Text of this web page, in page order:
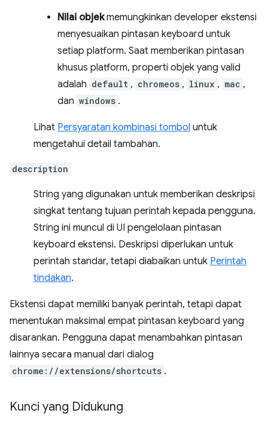
Nilai objekmemungkinkan developer ekstensi
menyesuaikan pintasan keyboard untuk
setiap platform. Saat memberikan pintasan
khusus platform, properti objek yang valid
adalah default , chromeos , linux , mac ,
dan windows .
Lihat Persyaratan kombinasi tombol untuk
mengetahui detail tambahan.
description
String yang digunakan untuk memberikan deskripsi
singkat tentang tujuan perintah kepada pengguna.
String ini muncul di UI pengelolaan pintasan
keyboard ekstensi. Deskripsi diperlukan untuk
perintah standar, tetapi diabaikan untuk Perintah
tindakan.
Ekstensi dapat memiliki banyak perintah, tetapi dapat
menentukan maksimal empat pintasan keyboard yang
disarankan. Pengguna dapat menambahkan pintasan
lainnya secara manual dari dialog
chrome://extensions/shortcuts .
Kunci yang Didukung